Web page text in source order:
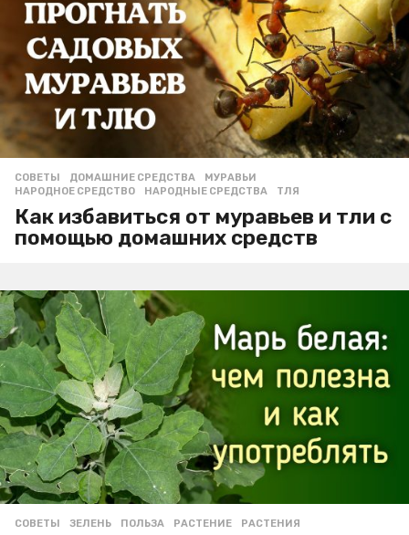
СОВЕТЫ ДОМАШНИЕ СРЕДСТВА ,МУРАВЬИ
НАРОДНОЕ СРЕДСТВО
,НАРОДНЫЕ СРЕДСТВА ,ТЛЯ
Как избавиться от муравьев и тли с
помощью домашних средств
СОВЕТЫ ЗЕЛЕНЬ ,ПОЛЬЗА ,РАСТЕНИЕ ,РАСТЕНИЯ